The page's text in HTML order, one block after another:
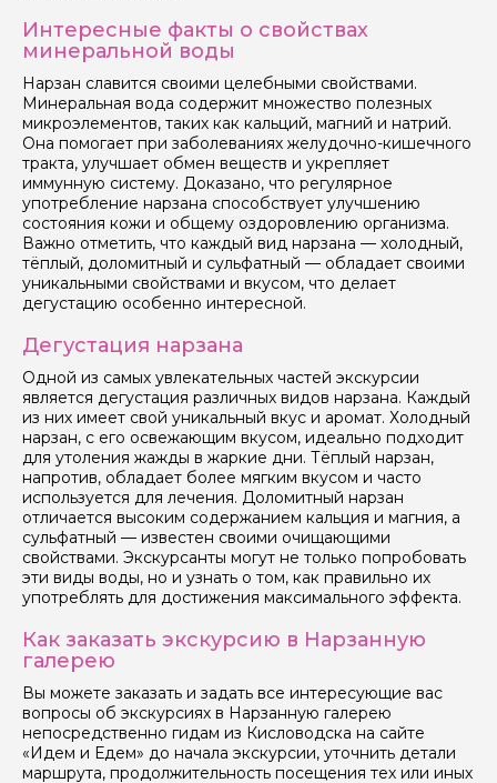
Интересные факты о свойствах
минеральной воды
Нарзан славится своими целебными свойствами.
Минеральная вода содержит множество полезных
микроэлементов, таких как кальций, магний и натрий.
Она помогает при заболеваниях желудочно-кишечного
тракта, улучшает обмен веществ и укрепляет
иммунную систему. Доказано, что регулярное
употребление нарзана способствует улучшению
состояния кожи и общему оздоровлению организма.
Важно отметить, что каждый вид нарзана — холодный,
тёплый, доломитный и сульфатный — обладает своими
уникальными свойствами и вкусом, что делает
дегустацию особенно интересной.
Дегустация нарзана
Одной из самых увлекательных частей экскурсии
является дегустация различных видов нарзана. Каждый
из них имеет свой уникальный вкус и аромат. Холодный
нарзан, с его освежающим вкусом, идеально подходит
для утоления жажды в жаркие дни. Тёплый нарзан,
напротив, обладает более мягким вкусом и часто
используется для лечения. Доломитный нарзан
отличается высоким содержанием кальция и магния, а
сульфатный — известен своими очищающими
свойствами. Экскурсанты могут не только попробовать
эти виды воды, но и узнать о том, как правильно их
употреблять для достижения максимального эффекта.
Как заказать экскурсию в Нарзанную
галерею
Вы можете заказать и задать все интересующие вас
вопросы об экскурсиях в Нарзанную галерею
непосредственно гидам из Кисловодска на сайте
«Идем и Едем» до начала экскурсии, уточнить детали
маршрута, продолжительность посещения тех или иных
Ваша электронная почта
Ваш номер телефона
Вопросы и комментарии
Если у вас есть интересующие вопросы, можете их
задать
Я даю своё согласие на обработку персональных
данных
Отправить